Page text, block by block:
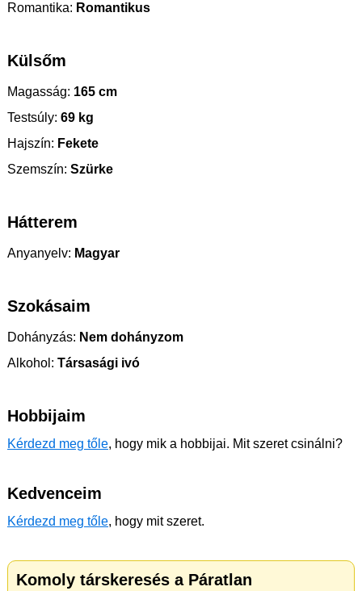
Romantika: Romantikus
Külsőm
Magasság: 165 cm
Testsúly: 69 kg
Hajszín: Fekete
Szemszín: Szürke
Hátterem
Anyanyelv: Magyar
Szokásaim
Dohányzás: Nem dohányzom
Alkohol: Társasági ivó
Hobbijaim
Kérdezd meg tőle, hogy mik a hobbijai. Mit szeret csinálni?
Kedvenceim
Kérdezd meg tőle, hogy mit szeret.
Komoly társkeresés a Páratlan